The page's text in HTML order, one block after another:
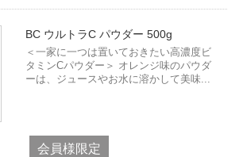
BC ウルトラC パウダー 500g
＜一家に一つは置いておきたい高濃度ビ
タミンCパウダー＞ オレンジ味のパウダ
ーは、ジュースやお水に溶かして美味...
会員様限定